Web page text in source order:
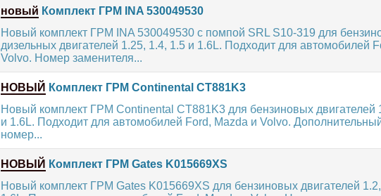
новый Комплект ГРМ INA 530049530
Новый комплект ГРМ INA 530049530 с помпой SRL S10-319 для
дизельных двигателей 1.25, 1.4, 1.5 и 1.6L. Подходит для автомобилей
Volvo. Номер заменителя...
НОВЫЙ Комплект ГРМ Continental CT881K3
Новый комплект ГРМ Continental CT881K3 для бензиновых двигателей
и 1.6L. Подходит для автомобилей Ford, Mazda и Volvo.
номер...
НОВЫЙ Комплект ГРМ Gates K015669XS
Новый комплект ГРМ Gates K015669XS для бензиновых двигателей